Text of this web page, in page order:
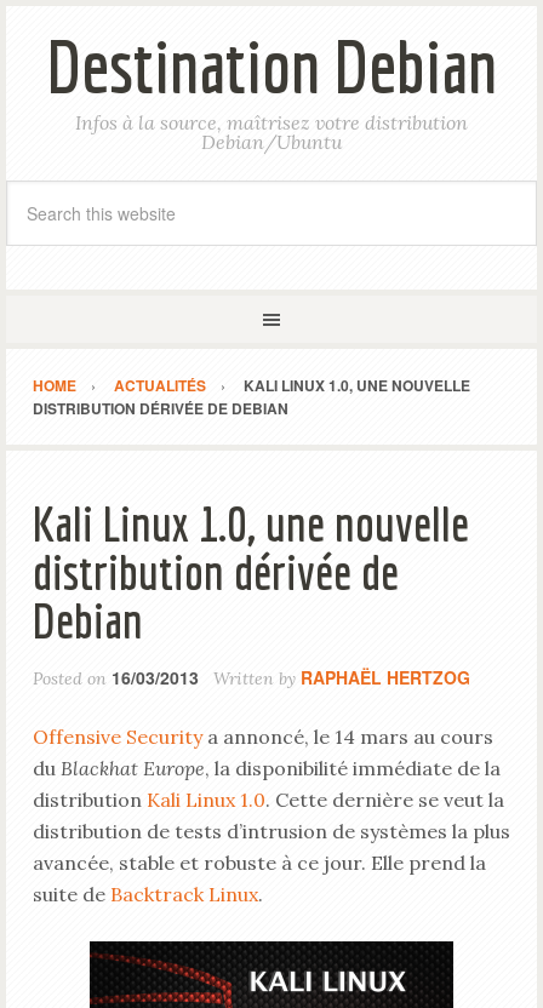
Destination Debian
Infos à la source, maîtrisez votre distribution
Debian/Ubuntu
HOME ACTUALITÉS
KALI LINUX 1.0, UNE NOUVELLE
DISTRIBUTION DÉRIVÉE DE DEBIAN
Kali Linux 1.0, une nouvelle
distribution dérivée de
Debian
Posted on 16/03/2013 Written by RAPHAËL HERTZOG
Offensive Securitya annoncé, le 14 mars au cours
du Blackhat Europe, la disponibilité immédiate de la
distribution Kali Linux 1.0. Cette dernière se veut la
distribution de tests d’intrusion de systèmes la plus
avancée, stable et robuste à ce jour. Elle prend la
suite de Backtrack Linux.